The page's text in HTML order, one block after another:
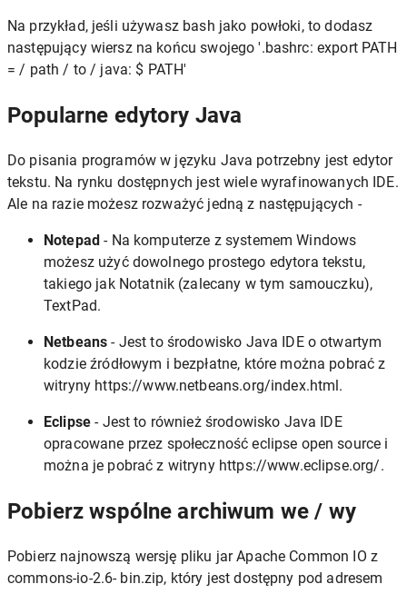
Na przykład, jeśli używasz bash jako powłoki, to dodasz
następujący wiersz na końcu swojego '.bashrc: export PATH
= / path / to / java: $ PATH'
Popularne edytory Java
Do pisania programów w języku Java potrzebny jest edytor
tekstu. Na rynku dostępnych jest wiele wyrafinowanych IDE.
Ale na razie możesz rozważyć jedną z następujących -
Notepad - Na komputerze z systemem Windows
możesz użyć dowolnego prostego edytora tekstu,
takiego jak Notatnik (zalecany w tym samouczku),
TextPad.
Netbeans - Jest to środowisko Java IDE o otwartym
kodzie źródłowym i bezpłatne, które można pobrać z
witryny https://www.netbeans.org/index.html.
Eclipse - Jest to również środowisko Java IDE
opracowane przez społeczność eclipse open source i
można je pobrać z witryny https://www.eclipse.org/.
Pobierz wspólne archiwum we / wy
Pobierz najnowszą wersję pliku jar Apache Common IO z
commons-io-2.6- bin.zip, który jest dostępny pod adresem